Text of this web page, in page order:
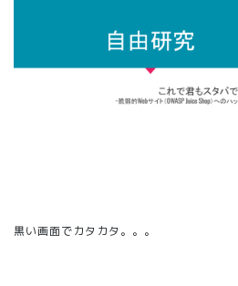
黒い画面でカタカタ。。。